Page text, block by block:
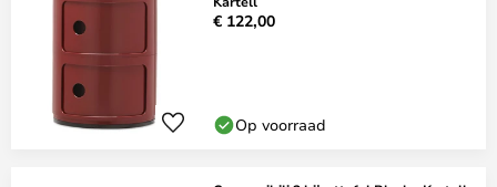
€ 122,00
Op voorraad